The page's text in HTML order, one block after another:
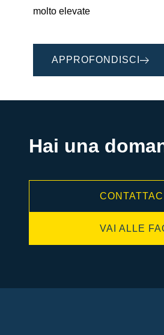
molto elevate
APPROFONDISCI
Hai una
CONTATTACI
VAI ALLE